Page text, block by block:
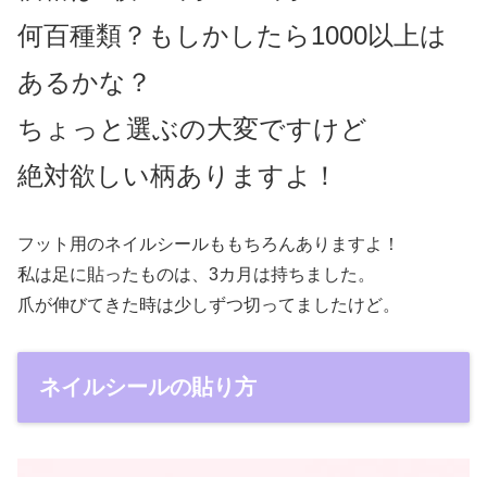
何百種類？もしかしたら1000以上は
あるかな？
ちょっと選ぶの大変ですけど
絶対欲しい柄ありますよ！
フット用のネイルシールももちろんありますよ！
私は足に貼ったものは、3カ月は持ちました。
爪が伸びてきた時は少しずつ切ってましたけど。
ネイルシールの貼り方